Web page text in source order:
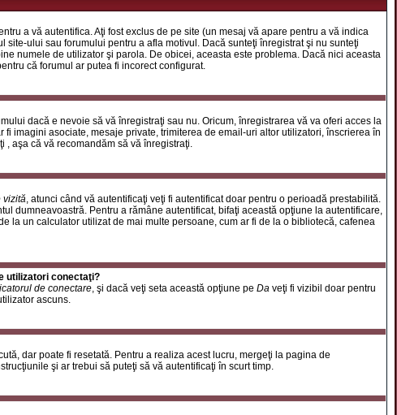
a vă autentifica. Aţi fost exclus de pe site (un mesaj vă apare pentru a vă indica
site-ului sau forumului pentru a afla motivul. Dacă sunteţi înregistrat şi nu sunteţi
numele de utilizator şi parola. De obicei, aceasta este problema. Dacă nici aceasta
că forumul ar putea fi incorect configurat.
dacă e nevoie să vă înregistraţi sau nu. Oricum, înregistrarea vă va oferi acces la
imagini asociate, mesaje private, trimiterea de email-uri altor utilizatori, înscrierea în
, aşa că vă recomandăm să vă înregistraţi.
vizită, atunci când vă autentificaţi veţi fi autentificat doar pentru o perioadă prestabilită.
dumneavoastră. Pentru a rămâne autentificat, bifaţi această opţiune la autentificare,
la un calculator utilizat de mai multe persoane, cum ar fi de la o bibliotecă, cafenea
utilizatori conectaţi?
de conectare, şi dacă veţi seta această opţiune pe Da veţi fi vizibil doar pentru
ascuns.
dar poate fi resetată. Pentru a realiza acest lucru, mergeţi la pagina de
şi ar trebui să puteţi să vă autentificaţi în scurt timp.